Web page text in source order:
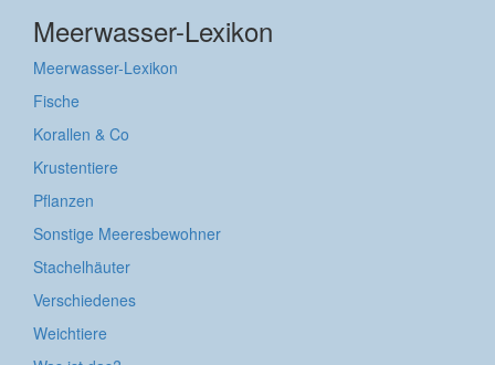
Meerwasser-Lexikon
Meerwasser-Lexikon
Fische
Korallen & Co
Krustentiere
Pflanzen
Sonstige Meeresbewohner
Stachelhäuter
Verschiedenes
Weichtiere